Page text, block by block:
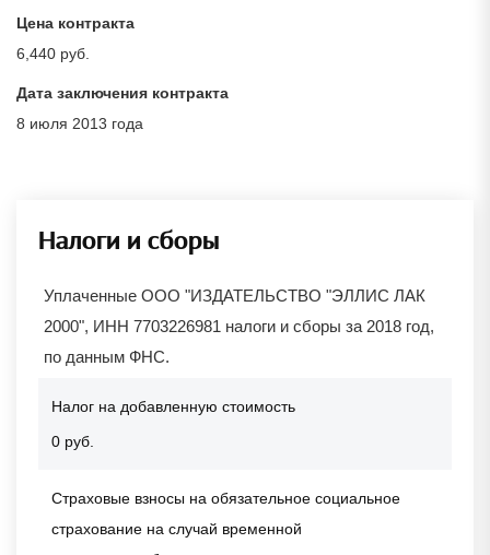
Цена контракта
6,440 руб.
Дата заключения контракта
8 июля 2013 года
Налоги и сборы
Уплаченные ООО "ИЗДАТЕЛЬСТВО "ЭЛЛИС ЛАК
2000", ИНН 7703226981 налоги и сборы за 2018 год,
по данным ФНС.
Налог на добавленную стоимость
0 руб.
Страховые взносы на обязательное социальное
страхование на случай временной